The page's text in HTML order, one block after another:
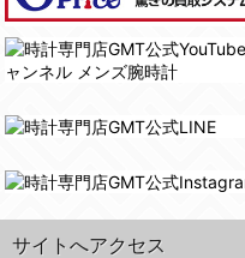
サイトへアクセス